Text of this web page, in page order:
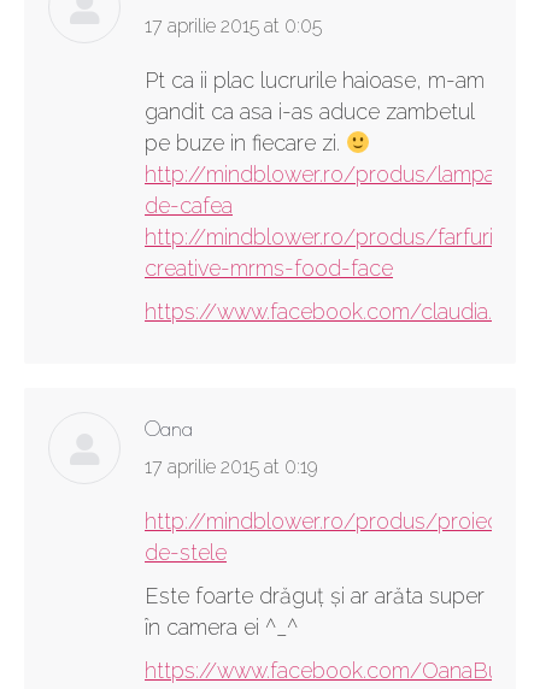
says:
17 aprilie 2015 at 0:05
Pt ca ii plac lucrurile haioase, m-am
gandit ca asa i-as aduce zambetul
pe buze in fiecare zi.
http://mindblower.ro/produs/lampa-
de-cafea
http://mindblower.ro/produs/farfurii-
creative-mrms-food-face
https://www.facebook.com/
Oana
says:
17 aprilie 2015 at 0:19
http://mindblower.ro/produs/proiector-
de-stele
Este foarte drăguț și ar arăta super
în camera ei ^_^
https://www.facebook.com/